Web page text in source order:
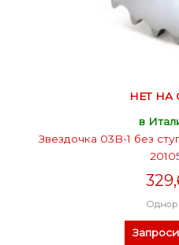
НЕТ НА
в
Звездочка 03B-1 без